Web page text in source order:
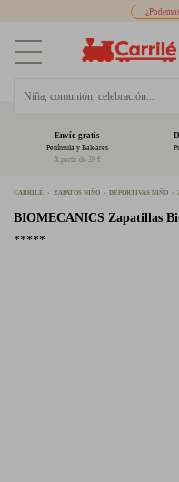
Envío gratis
Península y Baleares
A partir de 39 €
CARRILÉ ZAPATOS NIÑO DEPORTIVAS NIÑO
BIOMECANICS Zapatillas
*****